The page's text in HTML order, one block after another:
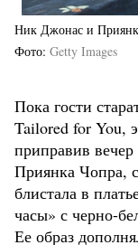
Ник Джонас и
Фото Getty Images
Пока гости
Tailored for You,
приправив
Приянка Чопра,
блистала в
часы» с черно-
Ее образ